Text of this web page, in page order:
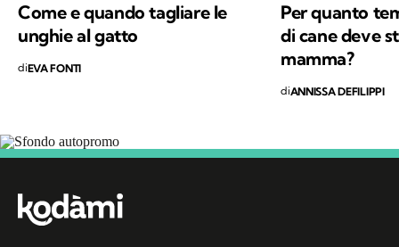
Come e quando tagliare le
unghie al gatto
diEVA FONTI
Per quanto
di cane deve
mamma?
diANNISSA DEFILIPPI
Segui Kodami
sui canali social